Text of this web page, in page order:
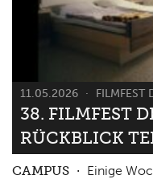
11.05.2026 FILMFEST
38. FILMFEST
RÜCKBLICK
CAMPUS
Einige